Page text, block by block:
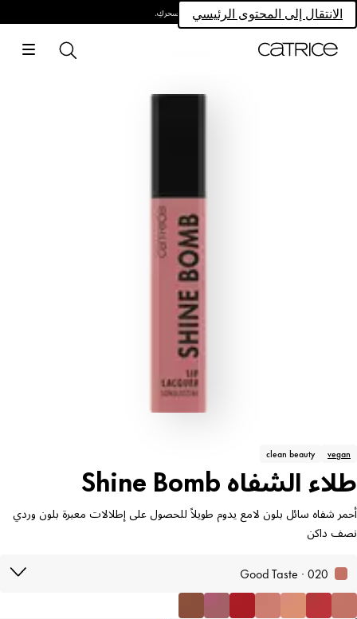
الانتقال إلى المحتوى الرئيسيامتلكي سحركِ.
vegan
clean beauty
طلاء الشفاه Shine Bomb
أحمر شفاه سائل بلون لامع يدوم طويلاً للحصول على إطلالات معبرة بلون وردي
نصف داكن
020 · Good Taste